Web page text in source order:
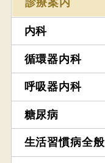
診療案内
内科
循環器内科
呼吸器内科
糖尿病
生活習慣病全般